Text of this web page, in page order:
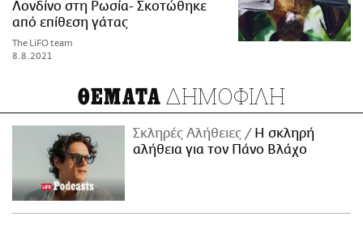
Λονδίνο στη Ρωσία- Σκοτώθηκε
από επίθεση γάτας
The LiFO team
8.8.2021
ΘΕΜΑΤΑ ΔΗΜΟΦΙΛΗ
Σκληρές Αλήθειες
H σκληρή
αλήθεια για τον Πάνο Βλάχο